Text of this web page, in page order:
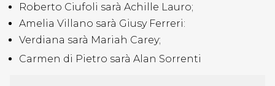
Roberto Ciufoli sarà Achille Lauro;
Amelia Villano sarà Giusy Ferreri:
Verdiana sarà Mariah Carey;
Carmen di Pietro sarà Alan Sorrenti